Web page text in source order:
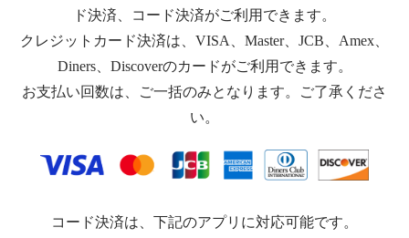
ド決済、コード決済がご利用できます。
クレジットカード決済は、VISA、Master、JCB、Amex、
Diners、Discoverのカードがご利用できます。
お支払い回数は、ご一括のみとなります。ご了承くださ
い。
コード決済は、下記のアプリに対応可能です。